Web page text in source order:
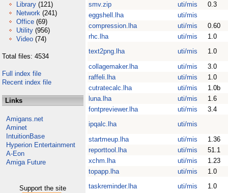
Library (121)
Network (241)
Office (69)
Utility (956)
Video (74)
Total files: 4534
Full index file
Recent index file
Links
Amigans.net
Aminet
IntuitionBase
Hyperion Entertainment
A-Eon
Amiga Future
Support the site
smv.zip
uti/mis
0.3
eggshell.lha
uti/mis
compression.lha
uti/mis
0.60
rhc.lha
uti/mis
1.0
text2png.lha
uti/mis
1.0
collagemaker.lha
uti/mis
3.0
raffeli.lha
uti/mis
1.0
cutratecalc.lha
uti/mis
1.0b
luna.lha
uti/mis
1.6
fontpreviewer.lha
uti/mis
3.4
ipqalc.lha
uti/mis
startmeup.lha
uti/mis
1.36
reporttool.lha
uti/mis
51.1
xchm.lha
uti/mis
1.23
topapp.lha
uti/mis
1.0
taskreminder.lha
uti/mis
1.0